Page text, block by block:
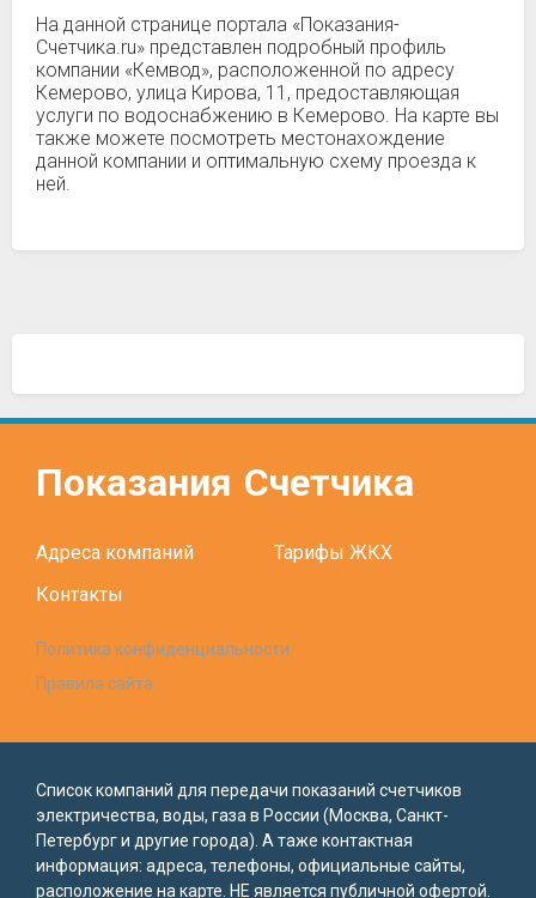
На данной странице портала «Показания-
Счетчика.ru» представлен подробный профиль
компании «Кемвод», расположенной по адресу
Кемерово, улица Кирова, 11, предоставляющая
услуги по водоснабжению в Кемерово. На карте вы
также можете посмотреть местонахождение
данной компании и оптимальную схему проезда к
ней.
Показания Счетчика
Адреса компаний
Тарифы ЖКХ
Контакты
Политика конфиденциальности
Правила сайта
Список компаний для передачи показаний счетчиков
электричества, воды, газа в России (Москва, Санкт-
Петербург и другие города). А таже контактная
информация: адреса, телефоны, официальные сайты,
расположение на карте. НЕ является публичной офертой.